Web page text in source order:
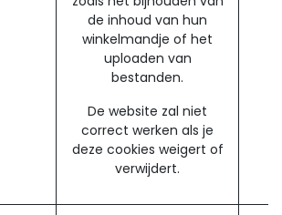
de inhoud van hun
winkelmandje of het
uploaden van
bestanden.
De website zal niet
correct werken als je
deze cookies weigert of
verwijdert.